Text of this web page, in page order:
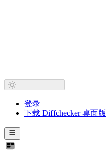
登录
下载 Diffchecker 桌面版